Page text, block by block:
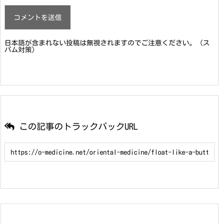
日本語が含まれない投稿は無視されますのでご注意ください。（ス
パム対策）
この記事のトラックバックURL